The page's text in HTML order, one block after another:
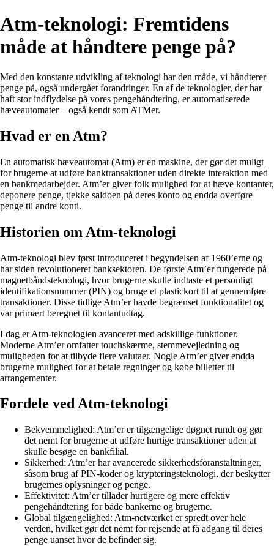
Atm-teknologi: Fremtidens
måde at håndtere penge på?
Med den konstante udvikling af teknologi har den måde, vi håndterer
penge på, også undergået forandringer. En af de teknologier, der har
haft stor indflydelse på vores pengehåndtering, er automatiserede
hæveautomater – også kendt som ATMer.
Hvad er en Atm?
En automatisk hæveautomat (Atm) er en maskine, der gør det muligt
for brugerne at udføre banktransaktioner uden direkte interaktion med
en bankmedarbejder. Atm’er giver folk mulighed for at hæve kontanter,
deponere penge, tjekke saldoen på deres konto og endda overføre
penge til andre konti.
Historien om Atm-teknologi
Atm-teknologi blev først introduceret i begyndelsen af 1960’erne og
har siden revolutioneret banksektoren. De første Atm’er fungerede på
magnetbåndsteknologi, hvor brugerne skulle indtaste et personligt
identifikationsnummer (PIN) og bruge et plastickort til at gennemføre
transaktioner. Disse tidlige Atm’er havde begrænset funktionalitet og
var primært beregnet til kontantudtag.
I dag er Atm-teknologien avanceret med adskillige funktioner.
Moderne Atm’er omfatter touchskærme, stemmevejledning og
muligheden for at tilbyde flere valutaer. Nogle Atm’er giver endda
brugerne mulighed for at betale regninger og købe billetter til
arrangementer.
Fordele ved Atm-teknologi
Bekvemmelighed: Atm’er er tilgængelige døgnet rundt og gør
det nemt for brugerne at udføre hurtige transaktioner uden at
skulle besøge en bankfilial.
Sikkerhed: Atm’er har avancerede sikkerhedsforanstaltninger,
såsom brug af PIN-koder og krypteringsteknologi, der beskytter
brugernes oplysninger og penge.
Effektivitet: Atm’er tillader hurtigere og mere effektiv
pengehåndtering for både bankerne og brugerne.
Global tilgængelighed: Atm-netværket er spredt over hele
verden, hvilket gør det nemt for rejsende at få adgang til deres
penge uanset hvor de befinder sig.